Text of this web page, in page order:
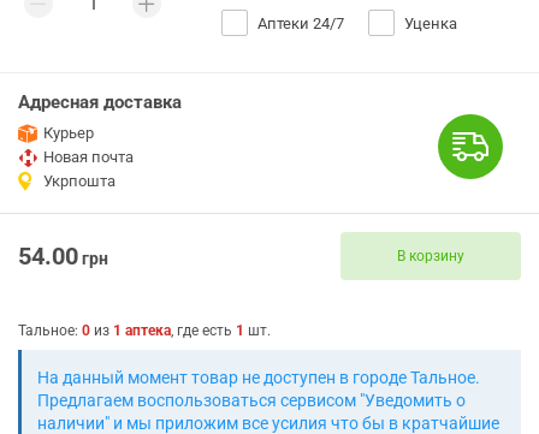
Аптеки 24/7 Уценка
Адресная доставка
Курьер
Новая почта
Укрпошта
54.00грн В корзину
Тальное: 0 из 1 аптека, где есть 1 шт.
На данный момент товар не доступен в городе Тальное.
Предлагаем воспользоваться сервисом "Уведомить о
наличии" и мы приложим все усилия что бы в кратчайшие